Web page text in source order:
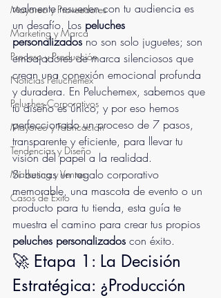
Mayoreo y Proveedores
Marketing y Marca
Proceso y Producción
Noticias Peluchemex
Peluches Corporativos
Mayoreo y Fabricación
Tendencias y Diseño
Marketing y Ventas
Casos de Éxito
realmente resuenen con tu audiencia es
un desafío. Los peluches
personalizados no son solo juguetes; son
embajadores de marca silenciosos que
crean una conexión emocional profunda
y duradera. En Peluchemex, sabemos que
tu diseño es único, y por eso hemos
perfeccionado un proceso de 7 pasos,
transparente y eficiente, para llevar tu
visión del papel a la realidad.
Si buscas un regalo corporativo
memorable, una mascota de evento o un
producto para tu tienda, esta guía te
muestra el camino para crear tus propios
peluches personalizados con éxito.
🚀 Etapa 1: La Decisión
Estratégica: ¿Producción